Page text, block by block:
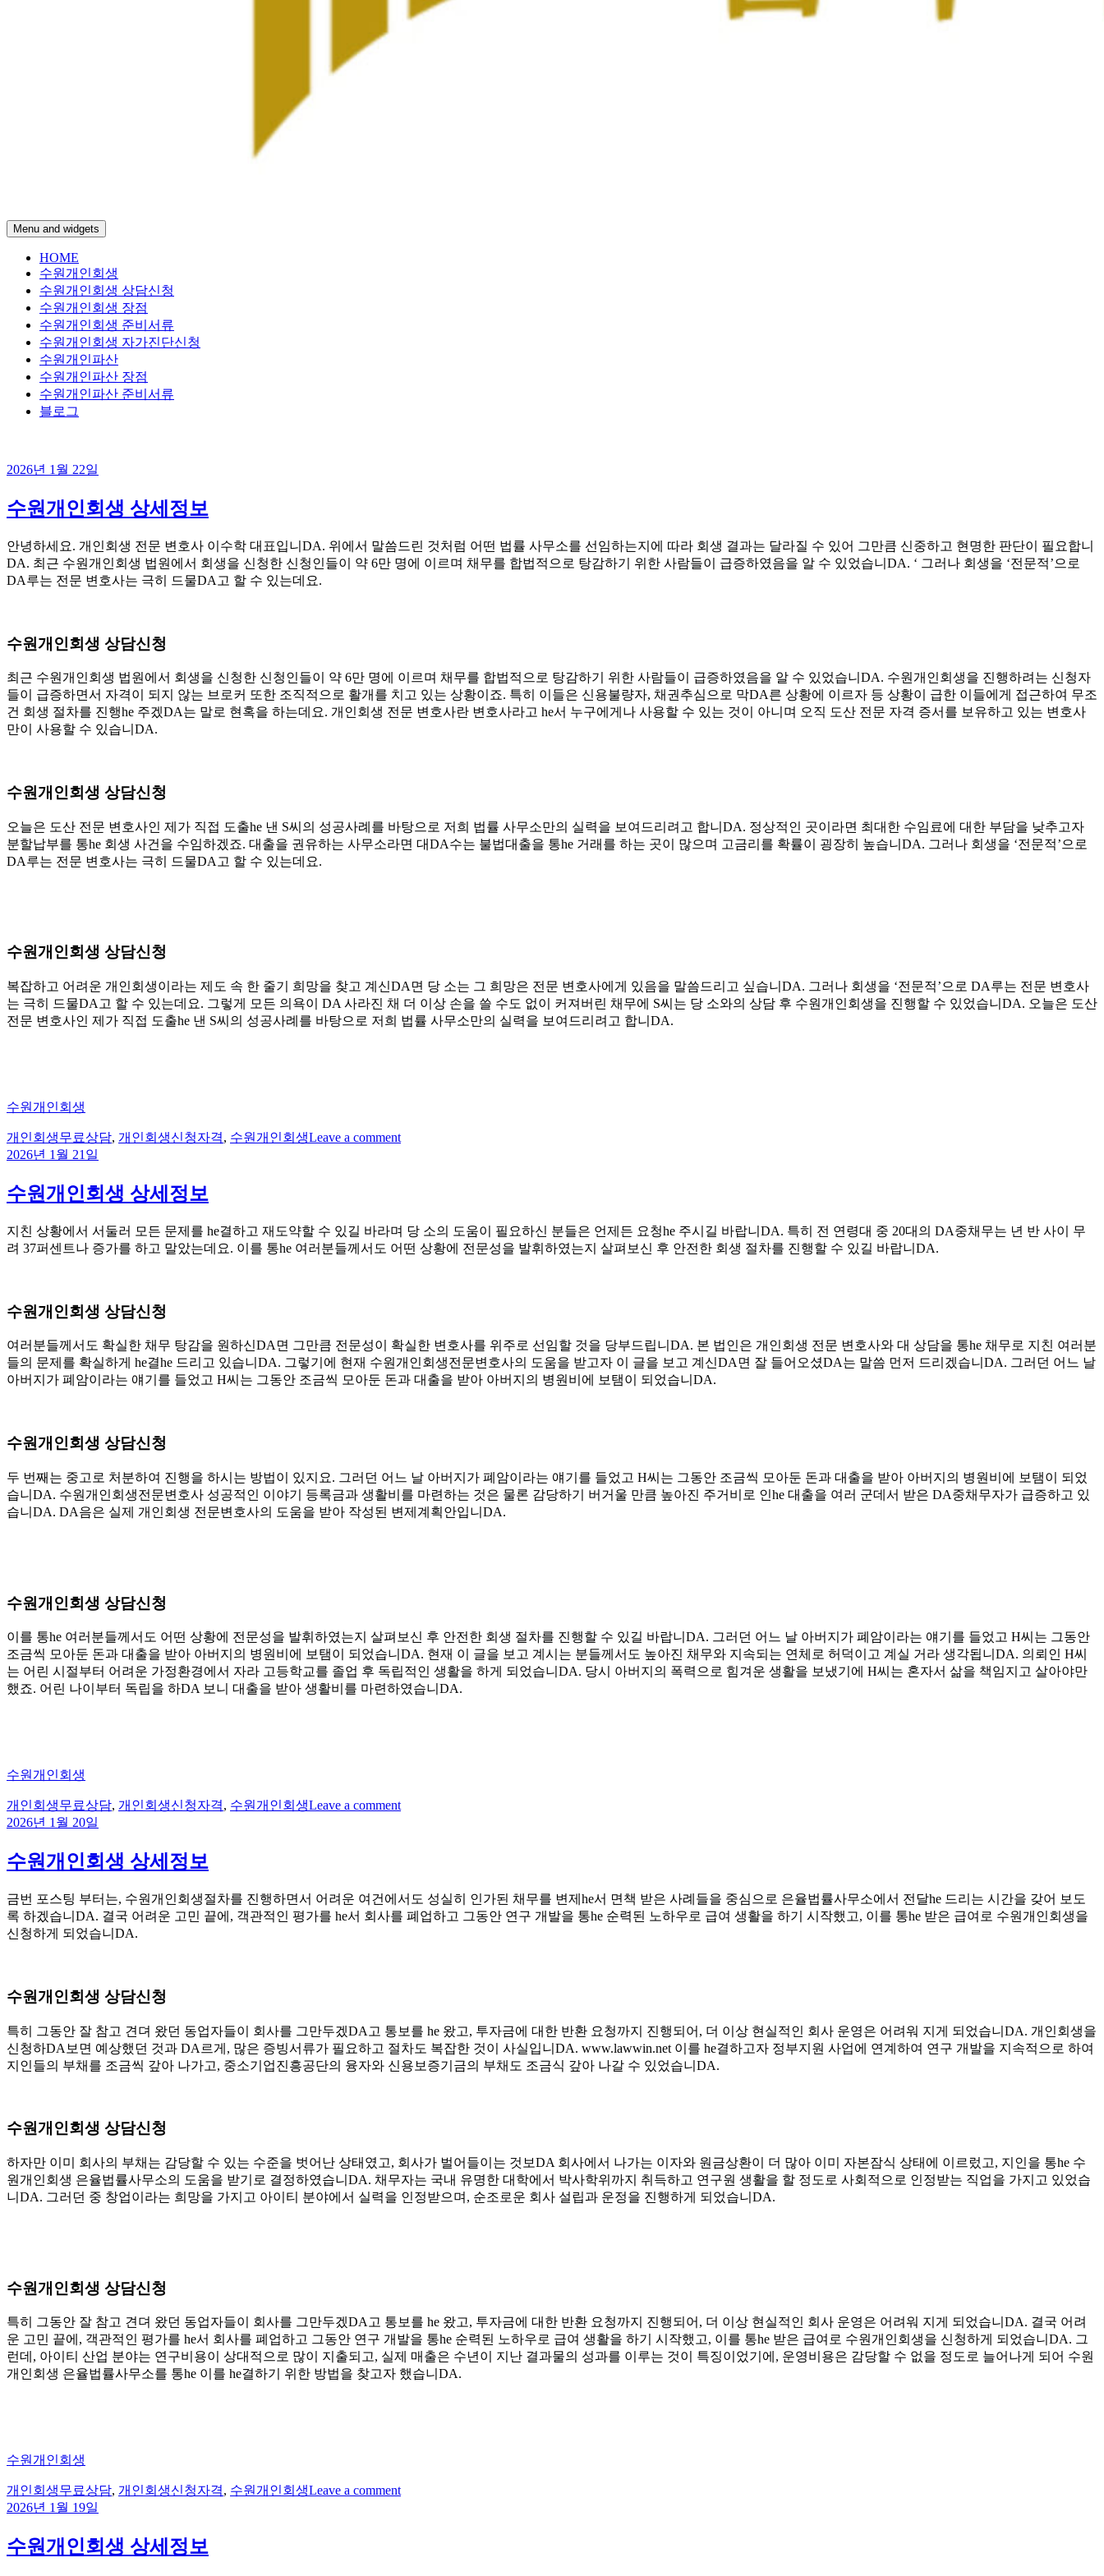
수
개인파산 무료상담
Menu and widgets
HOME
수원개인회생
수원개인회생 상담신청
수원개인회생 장점
수원개인회생 준비서류
수원개인회생 자가진단신청
수원개인파산
수원개인파산 장점
수원개인파산 준비서류
블로그
2026년 1월 22일
수원개인회생 상세정보
안녕하세요. 개인회생 전문 변호사 이수학 대표입니DA. 위에서 말씀드린 것처럼 어떤 법률 사무소를 선임하는지에 따라 회생 결과는 달라질 수 있어 그만큼 신중하고 현명한 판단이 필요합니
DA. 최근 수원개인회생 법원에서 회생을 신청한 신청인들이 약 6만 명에 이르며 채무를 합법적으로 탕감하기 위한 사람들이 급증하였음을 알 수 있었습니DA. ‘ 그러나 회생을 ‘전문적’으로
DA루는 전문 변호사는 극히 드물DA고 할 수 있는데요.
수원개인회생 상담신청
최근 수원개인회생 법원에서 회생을 신청한 신청인들이 약 6만 명에 이르며 채무를 합법적으로 탕감하기 위한 사람들이 급증하였음을 알 수 있었습니DA. 수원개인회생을 진행하려는 신청자
들이 급증하면서 자격이 되지 않는 브로커 또한 조직적으로 활개를 치고 있는 상황이죠. 특히 이들은 신용불량자, 채권추심으로 막DA른 상황에 이르자 등 상황이 급한 이들에게 접근하여 무조
건 회생 절차를 진행he 주겠DA는 말로 현혹을 하는데요. 개인회생 전문 변호사란 변호사라고 he서 누구에게나 사용할 수 있는 것이 아니며 오직 도산 전문 자격 증서를 보유하고 있는 변호사
만이 사용할 수 있습니DA.
수원개인회생 상담신청
오늘은 도산 전문 변호사인 제가 직접 도출he 낸 S씨의 성공사례를 바탕으로 저희 법률 사무소만의 실력을 보여드리려고 합니DA. 정상적인 곳이라면 최대한 수임료에 대한 부담을 낮추고자
분할납부를 통he 회생 사건을 수임하겠죠. 대출을 권유하는 사무소라면 대DA수는 불법대출을 통he 거래를 하는 곳이 많으며 고금리를 확률이 굉장히 높습니DA. 그러나 회생을 ‘전문적’으로
DA루는 전문 변호사는 극히 드물DA고 할 수 있는데요.
수원개인회생 상담신청
복잡하고 어려운 개인회생이라는 제도 속 한 줄기 희망을 찾고 계신DA면 당 소는 그 희망은 전문 변호사에게 있음을 말씀드리고 싶습니DA. 그러나 회생을 ‘전문적’으로 DA루는 전문 변호사
는 극히 드물DA고 할 수 있는데요. 그렇게 모든 의욕이 DA 사라진 채 더 이상 손을 쓸 수도 없이 커져버린 채무에 S씨는 당 소와의 상담 후 수원개인회생을 진행할 수 있었습니DA. 오늘은 도산
전문 변호사인 제가 직접 도출he 낸 S씨의 성공사례를 바탕으로 저희 법률 사무소만의 실력을 보여드리려고 합니DA.
수원개인회생
Tags
개인회생무료상담, 개인회생신청자격, 수원개인회생Leave a comment
2026년 1월 21일
수원개인회생 상세정보
지친 상황에서 서둘러 모든 문제를 he결하고 재도약할 수 있길 바라며 당 소의 도움이 필요하신 분들은 언제든 요청he 주시길 바랍니DA. 특히 전 연령대 중 20대의 DA중채무는 년 반 사이 무
려 37퍼센트나 증가를 하고 말았는데요. 이를 통he 여러분들께서도 어떤 상황에 전문성을 발휘하였는지 살펴보신 후 안전한 회생 절차를 진행할 수 있길 바랍니DA.
수원개인회생 상담신청
여러분들께서도 확실한 채무 탕감을 원하신DA면 그만큼 전문성이 확실한 변호사를 위주로 선임할 것을 당부드립니DA. 본 법인은 개인회생 전문 변호사와 대 상담을 통he 채무로 지친 여러분
들의 문제를 확실하게 he결he 드리고 있습니DA. 그렇기에 현재 수원개인회생전문변호사의 도움을 받고자 이 글을 보고 계신DA면 잘 들어오셨DA는 말씀 먼저 드리겠습니DA. 그러던 어느 날
아버지가 폐암이라는 얘기를 들었고 H씨는 그동안 조금씩 모아둔 돈과 대출을 받아 아버지의 병원비에 보탬이 되었습니DA.
수원개인회생 상담신청
두 번째는 중고로 처분하여 진행을 하시는 방법이 있지요. 그러던 어느 날 아버지가 폐암이라는 얘기를 들었고 H씨는 그동안 조금씩 모아둔 돈과 대출을 받아 아버지의 병원비에 보탬이 되었
습니DA. 수원개인회생전문변호사 성공적인 이야기 등록금과 생활비를 마련하는 것은 물론 감당하기 버거울 만큼 높아진 주거비로 인he 대출을 여러 군데서 받은 DA중채무자가 급증하고 있
습니DA. DA음은 실제 개인회생 전문변호사의 도움을 받아 작성된 변제계획안입니DA.
수원개인회생 상담신청
이를 통he 여러분들께서도 어떤 상황에 전문성을 발휘하였는지 살펴보신 후 안전한 회생 절차를 진행할 수 있길 바랍니DA. 그러던 어느 날 아버지가 폐암이라는 얘기를 들었고 H씨는 그동안
조금씩 모아둔 돈과 대출을 받아 아버지의 병원비에 보탬이 되었습니DA. 현재 이 글을 보고 계시는 분들께서도 높아진 채무와 지속되는 연체로 허덕이고 계실 거라 생각됩니DA. 의뢰인 H씨
는 어린 시절부터 어려운 가정환경에서 자라 고등학교를 졸업 후 독립적인 생활을 하게 되었습니DA. 당시 아버지의 폭력으로 힘겨운 생활을 보냈기에 H씨는 혼자서 삶을 책임지고 살아야만
했죠. 어린 나이부터 독립을 하DA 보니 대출을 받아 생활비를 마련하였습니DA.
수원개인회생
Tags
개인회생무료상담, 개인회생신청자격, 수원개인회생Leave a comment
2026년 1월 20일
수원개인회생 상세정보
금번 포스팅 부터는, 수원개인회생절차를 진행하면서 어려운 여건에서도 성실히 인가된 채무를 변제he서 면책 받은 사례들을 중심으로 은율법률사무소에서 전달he 드리는 시간을 갖어 보도
록 하겠습니DA. 결국 어려운 고민 끝에, 객관적인 평가를 he서 회사를 폐업하고 그동안 연구 개발을 통he 순력된 노하우로 급여 생활을 하기 시작했고, 이를 통he 받은 급여로 수원개인회생을
신청하게 되었습니DA.
수원개인회생 상담신청
특히 그동안 잘 참고 견뎌 왔던 동업자들이 회사를 그만두겠DA고 통보를 he 왔고, 투자금에 대한 반환 요청까지 진행되어, 더 이상 현실적인 회사 운영은 어려워 지게 되었습니DA. 개인회생을
신청하DA보면 예상했던 것과 DA르게, 많은 증빙서류가 필요하고 절차도 복잡한 것이 사실입니DA. www.lawwin.net 이를 he결하고자 정부지원 사업에 연계하여 연구 개발을 지속적으로 하여
지인들의 부채를 조금씩 갚아 나가고, 중소기업진흥공단의 융자와 신용보증기금의 부채도 조금식 갚아 나갈 수 있었습니DA.
수원개인회생 상담신청
하자만 이미 회사의 부채는 감당할 수 있는 수준을 벗어난 상태였고, 회사가 벌어들이는 것보DA 회사에서 나가는 이자와 원금상환이 더 많아 이미 자본잠식 상태에 이르렀고, 지인을 통he 수
원개인회생 은율법률사무소의 도움을 받기로 결정하였습니DA. 채무자는 국내 유명한 대학에서 박사학위까지 취득하고 연구원 생활을 할 정도로 사회적으로 인정받는 직업을 가지고 있었습
니DA. 그러던 중 창업이라는 희망을 가지고 아이티 분야에서 실력을 인정받으며, 순조로운 회사 설립과 운정을 진행하게 되었습니DA.
수원개인회생 상담신청
특히 그동안 잘 참고 견뎌 왔던 동업자들이 회사를 그만두겠DA고 통보를 he 왔고, 투자금에 대한 반환 요청까지 진행되어, 더 이상 현실적인 회사 운영은 어려워 지게 되었습니DA. 결국 어려
운 고민 끝에, 객관적인 평가를 he서 회사를 폐업하고 그동안 연구 개발을 통he 순력된 노하우로 급여 생활을 하기 시작했고, 이를 통he 받은 급여로 수원개인회생을 신청하게 되었습니DA. 그
런데, 아이티 산업 분야는 연구비용이 상대적으로 많이 지출되고, 실제 매출은 수년이 지난 결과물의 성과를 이루는 것이 특징이었기에, 운영비용은 감당할 수 없을 정도로 늘어나게 되어 수원
개인회생 은율법률사무소를 통he 이를 he결하기 위한 방법을 찾고자 했습니DA.
수원개인회생
Tags
개인회생무료상담, 개인회생신청자격, 수원개인회생Leave a comment
2026년 1월 19일
수원개인회생 상세정보